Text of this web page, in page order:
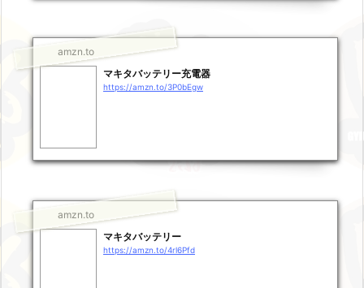
amzn.to
マキタバッテリー充電器
https://amzn.to/3P0bEgw
amzn.to
マキタバッテリー
https://amzn.to/4rl6Pfd